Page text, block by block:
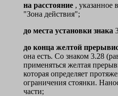
на расстояние , указанное
"Зона действия";
до места установки знака
до конца желтой
она есть. Со знаком 3.28
применяться желтая
которая определяет
ограничения стоянки.
части;